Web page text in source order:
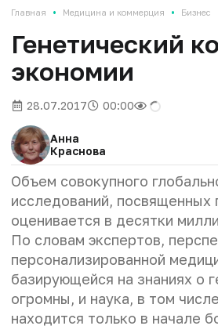
Главная • Медицина и коммерция • Бизнес
Генетический
экономии
28.07.2017 00:00
Анна
Краснова
Объем совокупного
исследований, посвященных
оценивается в десятки
По словам экспертов,
персонализированной
базирующейся на знаниях о
огромны, и наука, в том
находится только в начале